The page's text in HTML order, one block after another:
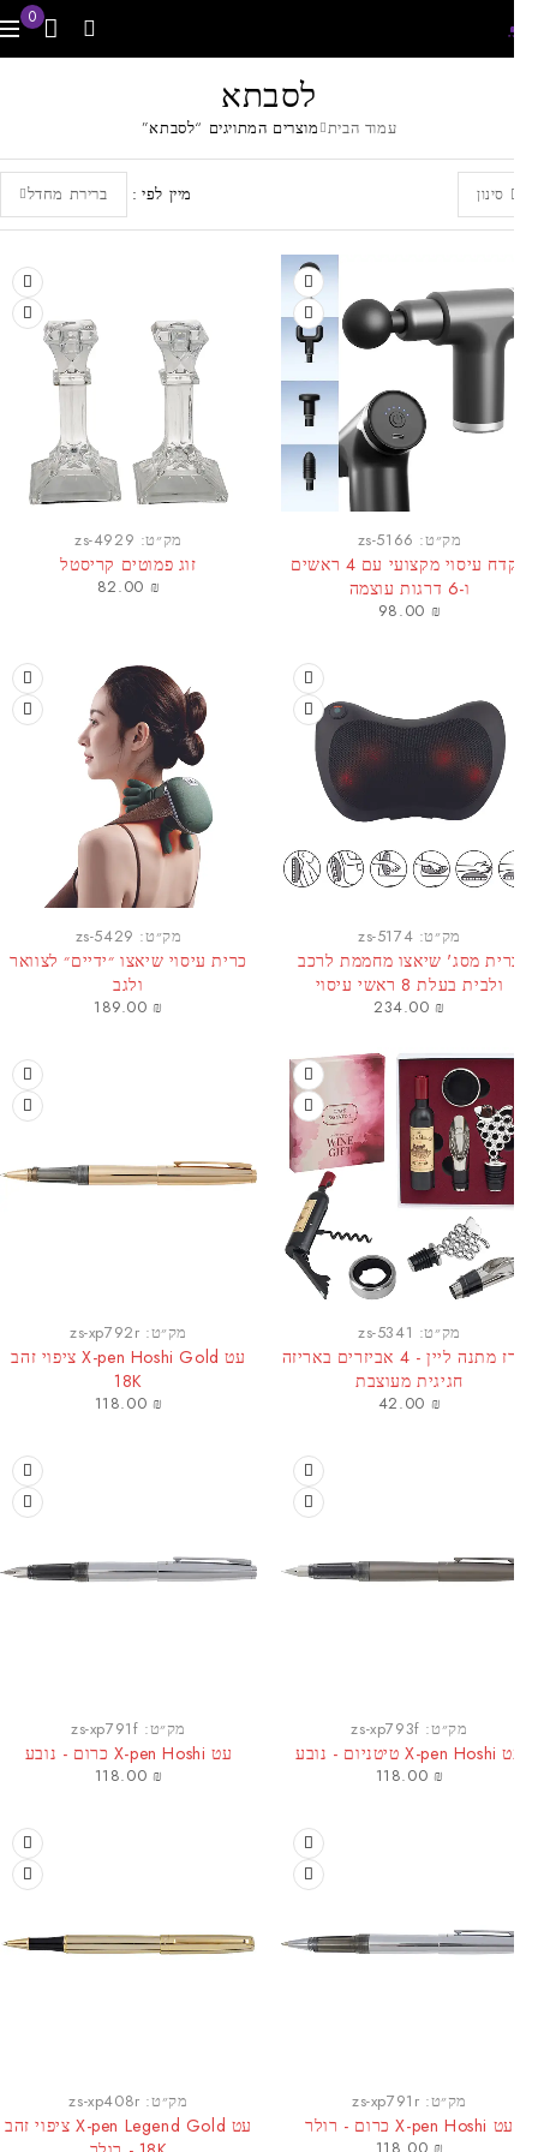
0
לסבתא
עמוד הבית מוצרים המתויגים “לסבתא”
סינון מיין לפי ברירת מחדל
מק״ט:zs-5166
אקדח עיסוי מקצועי עם 4 ראשים
98.00
מק״ט:zs-4929
זוג פמוטים קריסטל
82.00
מק״ט:zs-5174
מסג' שיאצו מחממת לרכב
ולבית בעלת 8 ראשי עיסוי
234.00
מק״ט:zs-5429
כרית עיסוי שיאצו ״ידיים״ לצוואר
ולגב
189.00
מק״ט:zs-5341
מארז מתנה ליין - 4 אביזרים באריזה
חגיגית מעוצבת
42.00
מק״ט:zs-xp792r
עט X-pen Hoshi Gold ציפוי זהב
118.00
מק״ט:zs-xp793f
118.00
מק״ט:zs-xp791f
עט X-pen Hoshi כרום - נובע
118.00
מק״ט:zs-xp791r
עט X-pen Hoshi כרום - רולר
מק״ט:zs-xp408r
עט X-pen Legend Gold ציפוי זהב